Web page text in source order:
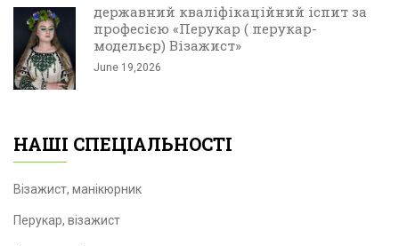
державний кваліфікаційний іспит за
професією «Перукар ( перукар-
модельєр) Візажист»
June 19,2026
НАШІ СПЕЦІАЛЬНОСТІ
Візажист, манікюрник
Перукар, візажист